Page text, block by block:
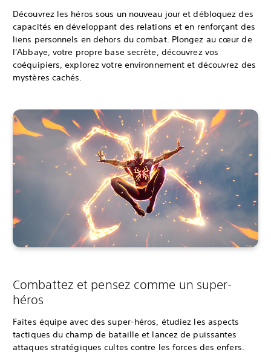
Découvrez les héros sous un nouveau jour et débloquez des
capacités en développant des relations et en renforçant des
liens personnels en dehors du combat. Plongez au cœur de
l'Abbaye, votre propre base secrète, découvrez vos
coéquipiers, explorez votre environnement et découvrez des
mystères cachés.
Combattez et pensez comme un super-
héros
Faites équipe avec des super-héros, étudiez les aspects
tactiques du champ de bataille et lancez de puissantes
attaques stratégiques cultes contre les forces des enfers.